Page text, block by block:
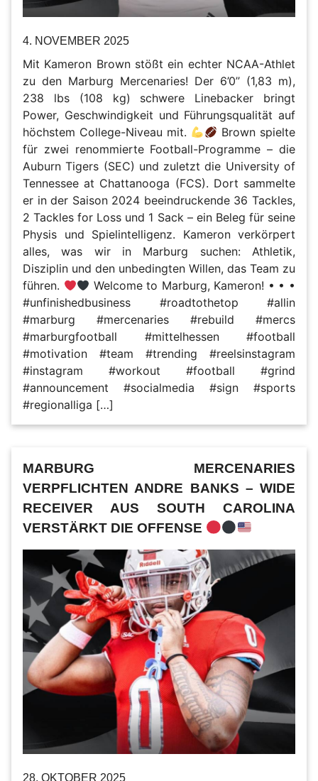
4. NOVEMBER 2025
Mit Kameron Brown stößt ein echter NCAA-Athlet
zu den Marburg Mercenaries! Der 6’0’’ (1,83 m),
238 lbs (108 kg) schwere Linebacker bringt
Power, Geschwindigkeit und Führungsqualität auf
höchstem College-Niveau mit.
Brown spielte
für zwei renommierte Football-Programme – die
Auburn Tigers (SEC) und zuletzt die University of
Tennessee at Chattanooga (FCS). Dort sammelte
er in der Saison 2024 beeindruckende 36 Tackles,
2 Tackles for Loss und 1 Sack – ein Beleg für seine
Physis und Spielintelligenz. Kameron verkörpert
alles, was wir in Marburg suchen: Athletik,
Disziplin und den unbedingten Willen, das Team zu
führen.
Welcome to Marburg, Kameron! • • •
#unfinishedbusiness #roadtothetop #allin
#marburg #mercenaries #rebuild #mercs
#marburgfootball #mittelhessen #football
#motivation #team #trending #reelsinstagram
#instagram #workout #football #grind
#announcement #socialmedia #sign #sports
#regionalliga […]
MARBURG MERCENARIES
VERPFLICHTEN ANDRE BANKS – WIDE
RECEIVER AUS SOUTH CAROLINA
VERSTÄRKT DIE OFFENSE
28. OKTOBER 2025